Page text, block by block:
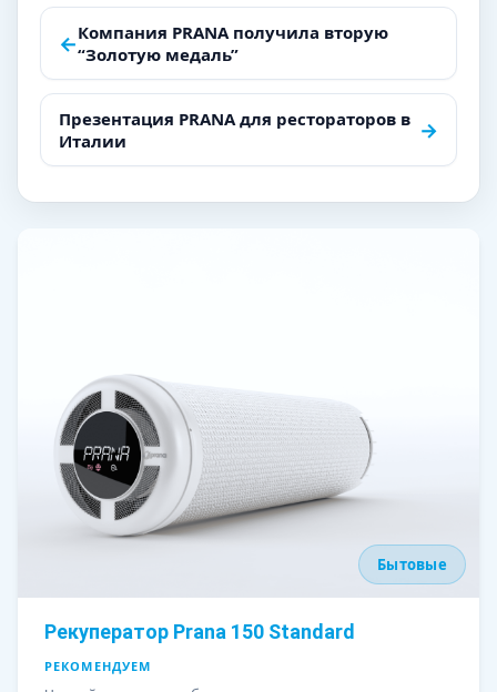
Навигация
по
записям
←Компания PRANA получила вторую
“Золотую медаль”
Презентация PRANA для рестораторов в
Италии
→
Бытовые
Рекуператор Prana 150 Standard
РЕКОМЕНДУЕМ